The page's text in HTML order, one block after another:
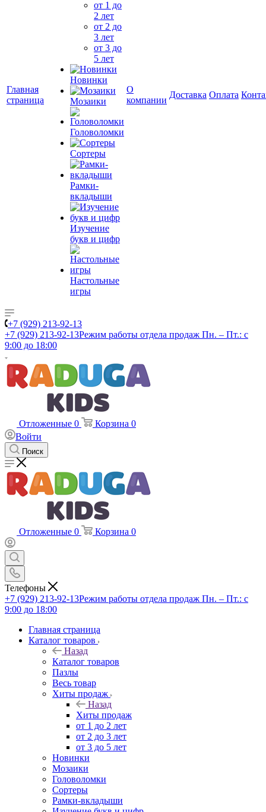
Главная
страница
от 1 до
2 лет
от 2 до
3 лет
от 3 до
5 лет
Новинки
Мозаики
Головоломки
Сортеры
Рамки-
вкладыши
Изучение
букв и цифр
Настольные
игры
О
компании
Доставка Оплата
+7 (929) 213-92-13
+7 (929) 213-92-13Режим работы отдела продаж Пн. – Пт.: с
9:00 до 18:00
Отложенные 0 Корзина 0
Войти
Поиск
Отложенные 0 Корзина 0
Телефоны
+7 (929) 213-92-13Режим работы отдела продаж Пн. – Пт.: с
9:00 до 18:00
Главная страница
Каталог товаров
Назад
Каталог товаров
Пазлы
Весь товар
Хиты продаж
Назад
Хиты продаж
от 1 до 2 лет
от 2 до 3 лет
от 3 до 5 лет
Новинки
Мозаики
Головоломки
Сортеры
Рамки-вкладыши